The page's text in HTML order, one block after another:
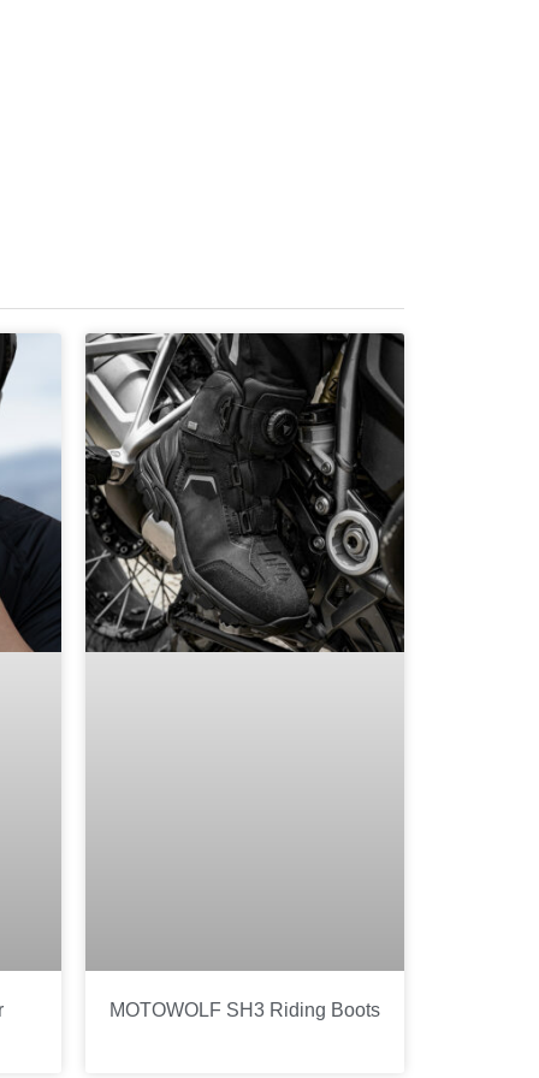
MOTOWOLF SH3 Riding Boots